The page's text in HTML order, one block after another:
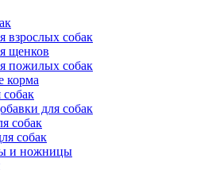
взрослых собак
щенков
пожилых собак
корма
собак
для собак
собак
собак
и ножницы